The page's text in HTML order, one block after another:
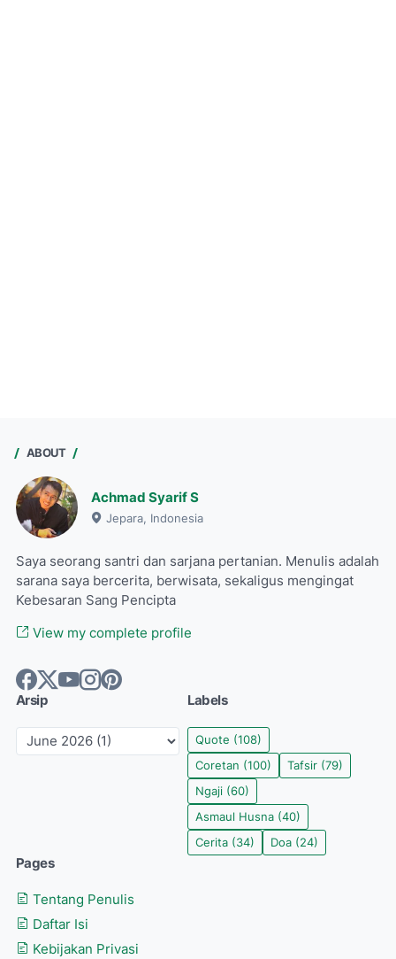
ABOUT
Achmad Syarif S
Jepara, Indonesia
Saya seorang santri dan sarjana pertanian. Menulis adalah
sarana saya bercerita, berwisata, sekaligus mengingat
Kebesaran Sang Pencipta
View my complete profile
Arsip Labels
Quote (108)
Coretan (100) Tafsir (79)
Ngaji (60)
Asmaul Husna (40)
Cerita (34) Doa (24)
Pages
Tentang Penulis
Daftar Isi
Kebijakan Privasi